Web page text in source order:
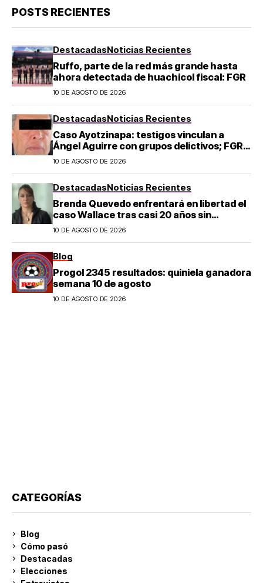
POSTS RECIENTES
DestacadasNoticias Recientes
Ruffo, parte de la red más grande hasta
ahora detectada de huachicol fiscal: FGR
10 DE AGOSTO DE 2026
DestacadasNoticias Recientes
Caso Ayotzinapa: testigos vinculan a
Ángel Aguirre con grupos delictivos; FGR
lo acusa de destruir evidencia
10 DE AGOSTO DE 2026
DestacadasNoticias Recientes
Brenda Quevedo enfrentará en libertad el
caso Wallace tras casi 20 años sin
sentencia
10 DE AGOSTO DE 2026
Blog
Progol 2345 resultados: quiniela ganadora
semana 10 de agosto
10 DE AGOSTO DE 2026
CATEGORÍAS
Blog
Cómo pasó
Destacadas
Elecciones